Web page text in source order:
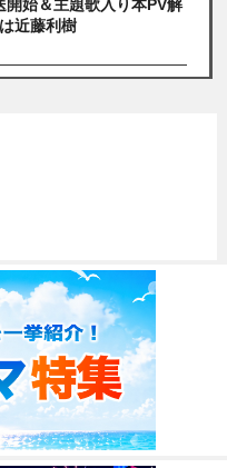
始＆主題歌入り本PV解
近藤利樹